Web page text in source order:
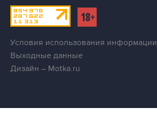
Условия использования информации
Выходные данные
Дизайн – Motka.ru